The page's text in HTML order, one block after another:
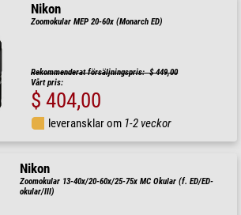
Nikon
Zoomokular MEP 20-60x (Monarch ED)
Rekommenderat försäljningspris: $ 449,00
Vårt pris:
$ 404,00
leveransklar om 1-2 veckor
Nikon
Zoomokular 13-40x/20-60x/25-75x MC Okular (f. ED/ED-
okular/III)